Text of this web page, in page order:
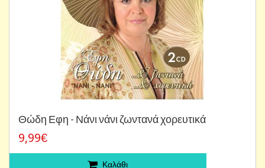
Θώδη Εφη - Νάνι νάνι ζωντανά χορευτικά
9,99€
Καλάθι